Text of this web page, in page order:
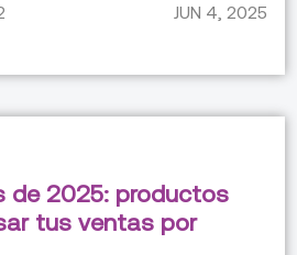
JUN 4, 2025
de 2025: productos
tus ventas por